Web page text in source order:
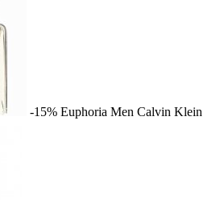
-15% Euphoria Men Calvin Klein